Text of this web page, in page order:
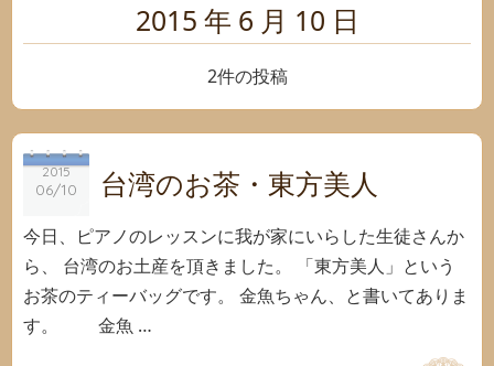
2015 年 6 月 10 日
2件の投稿
2015
06/10
2015
06/10 台湾のお茶・東方美人
今日、ピアノのレッスンに我が家にいらした生徒さんか
ら、 台湾のお土産を頂きました。 「東方美人」という
お茶のティーバッグです。 金魚ちゃん、と書いてありま
す。 金魚 …